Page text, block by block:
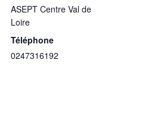
ASEPT Centre Val de
Loire
Téléphone
0247316192